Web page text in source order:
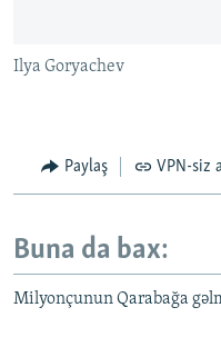
Ilya Goryachev
Paylaş VPN-siz
Buna da bax:
Milyonçunun Qarabağa